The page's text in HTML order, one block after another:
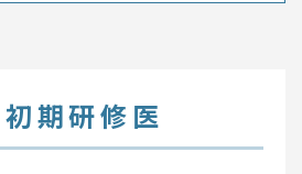
期研修医